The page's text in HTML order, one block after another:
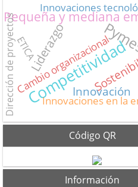
Competitividad
Pequeña y mediana
Liderazgo
Innovación
Cambio organizacional
Innovaciones
Innovaciones en la
Dirección de proyectosETICA
Código QR
Información